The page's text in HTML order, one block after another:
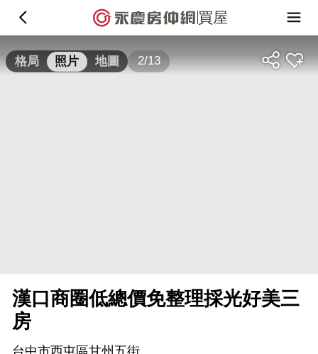
買屋
格局 照片 地圖 2/13
漢口商圈低總價免整理採光好美三
房